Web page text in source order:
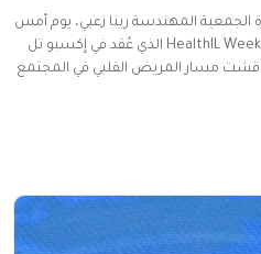
المهندسة رينا زعبي، يوم أمس
الاثنين 19.1.2026، في مؤتمر HealthIL Week 2025/6 الذي عُقد في إكسبو تل
مسار المريض القلبي في المجتمع